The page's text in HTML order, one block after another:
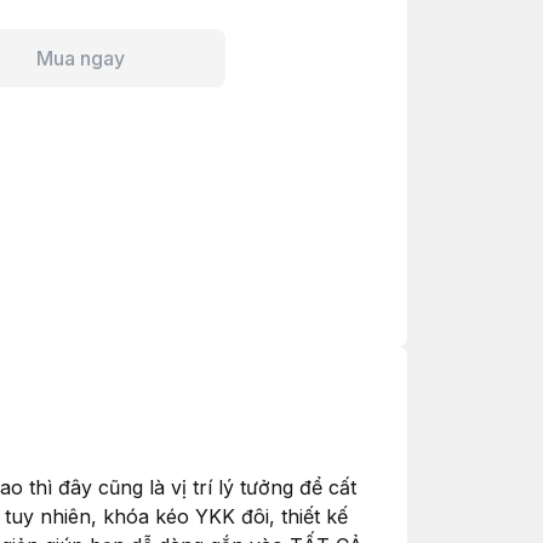
Mua ngay
thì đây cũng là vị trí lý tưởng để cất
nhiên, khóa kéo YKK đôi, thiết kế